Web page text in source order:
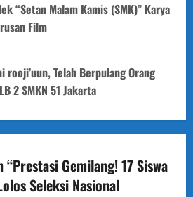
“Setan Malam Kamis (SMK)” Karya
Film
Telah Berpulang Orang
2 SMKN 51 Jakarta
“Prestasi Gemilang! 17 Siswa
Seleksi Nasional